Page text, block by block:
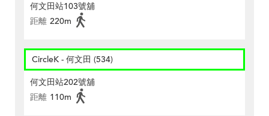
何文田站103號舖
距離 220m
CircleK - 何文田 (534)
何文田站202號舖
距離 110m